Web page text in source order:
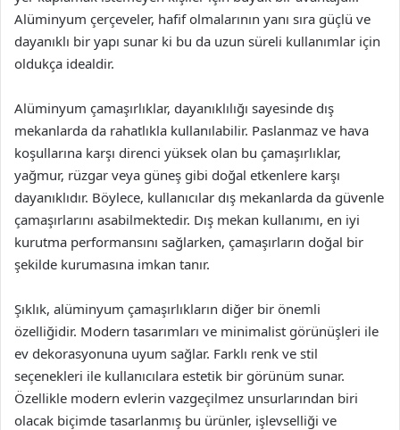
Alüminyum çerçeveler, hafif olmalarının yanı sıra güçlü ve
dayanıklı bir yapı sunar ki bu da uzun süreli kullanımlar için
oldukça idealdir.
Alüminyum çamaşırlıklar, dayanıklılığı sayesinde dış
mekanlarda da rahatlıkla kullanılabilir. Paslanmaz ve hava
koşullarına karşı direnci yüksek olan bu çamaşırlıklar,
yağmur, rüzgar veya güneş gibi doğal etkenlere karşı
dayanıklıdır. Böylece, kullanıcılar dış mekanlarda da güvenle
çamaşırlarını asabilmektedir. Dış mekan kullanımı, en iyi
kurutma performansını sağlarken, çamaşırların doğal bir
şekilde kurumasına imkan tanır.
Şıklık, alüminyum çamaşırlıkların diğer bir önemli
özelliğidir. Modern tasarımları ve minimalist görünüşleri ile
ev dekorasyonuna uyum sağlar. Farklı renk ve stil
seçenekleri ile kullanıcılara estetik bir görünüm sunar.
Özellikle modern evlerin vazgeçilmez unsurlarından biri
olacak biçimde tasarlanmış bu ürünler, işlevselliği ve